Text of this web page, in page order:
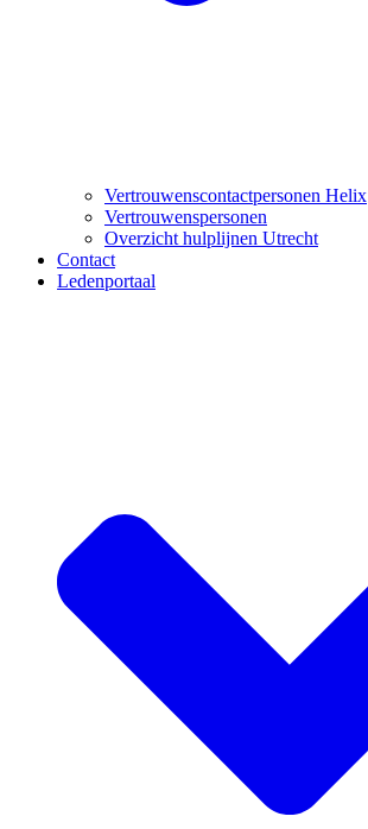
Vertrouwenscontactpersonen Helix
Vertrouwenspersonen
Overzicht hulplijnen Utrecht
Contact
Ledenportaal